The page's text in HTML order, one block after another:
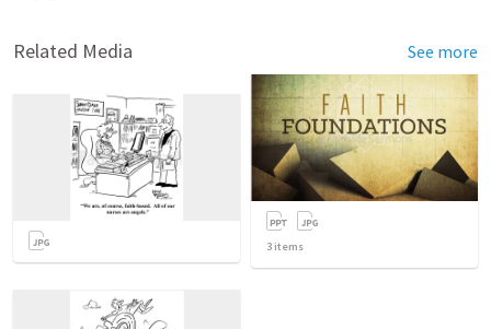
Related Media See more
3 items